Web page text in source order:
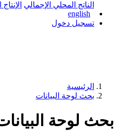
الناتج المحلي الإجمالي
english
تسجيل دخول
الرئيسية
بحث لوحة البيانات
بحث لوحة